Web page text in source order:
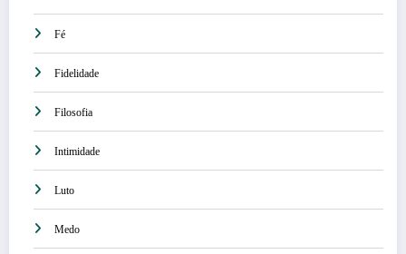
Fé
Fidelidade
Filosofia
Intimidade
Luto
Medo